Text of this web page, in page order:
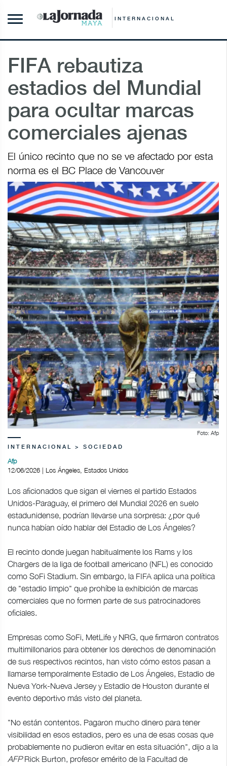
INTERNACIONAL
FIFA rebautiza
estadios del Mundial
para ocultar marcas
comerciales ajenas
El único recinto que no se ve afectado por esta
norma es el BC Place de Vancouver
Foto: Afp
INTERNACIONAL > SOCIEDAD
Afp
12/06/2026 | Los Ángeles, Estados Unidos
Los aficionados que sigan el viernes el partido Estados
Unidos-Paraguay, el primero del Mundial 2026 en suelo
estadunidense, podrían llevarse una sorpresa: ¿por qué
nunca habían oído hablar del Estadio de Los Ángeles?
El recinto donde juegan habitualmente los Rams y los
Chargers de la liga de football americano (NFL) es conocido
como SoFi Stadium. Sin embargo, la FIFA aplica una política
de "estadio limpio" que prohíbe la exhibición de marcas
comerciales que no formen parte de sus patrocinadores
oficiales.
Empresas como SoFi, MetLife y NRG, que firmaron contratos
multimillonarios para obtener los derechos de denominación
de sus respectivos recintos, han visto cómo estos pasan a
llamarse temporalmente Estadio de Los Ángeles, Estadio de
Nueva York-Nueva Jersey y Estadio de Houston durante el
evento deportivo más visto del planeta.
"No están contentos. Pagaron mucho dinero para tener
visibilidad en esos estadios, pero es una de esas cosas que
probablemente no pudieron evitar en esta situación", dijo a la
AFPRick Burton, profesor emérito de la Facultad de